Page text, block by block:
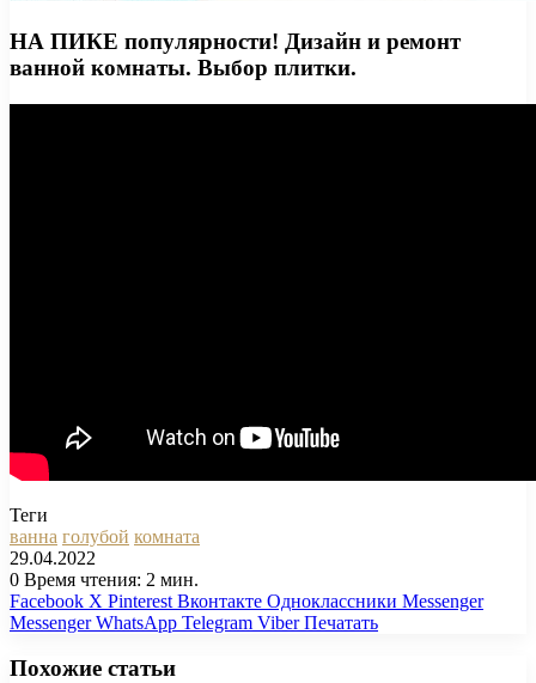
НА ПИКЕ популярности! Дизайн и ремонт
ванной комнаты. Выбор плитки.
Теги
ванна голубой комната
29.04.2022
0 Время чтения: 2 мин.
Facebook X Pinterest Вконтакте Одноклассники Messenger
Messenger WhatsApp Telegram Viber Печатать
Похожие статьи